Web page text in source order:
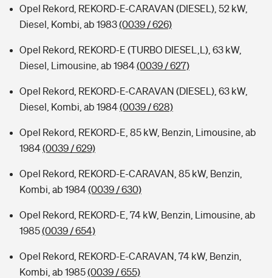
Opel Rekord, REKORD-E-CARAVAN (DIESEL), 52 kW,
Diesel, Kombi, ab 1983(0039 / 626)
Opel Rekord, REKORD-E (TURBO DIESEL,L), 63 kW,
Diesel, Limousine, ab 1984(0039 / 627)
Opel Rekord, REKORD-E-CARAVAN (DIESEL), 63 kW,
Diesel, Kombi, ab 1984(0039 / 628)
Opel Rekord, REKORD-E, 85 kW, Benzin, Limousine, ab
1984(0039 / 629)
Opel Rekord, REKORD-E-CARAVAN, 85 kW, Benzin,
Kombi, ab 1984(0039 / 630)
Opel Rekord, REKORD-E, 74 kW, Benzin, Limousine, ab
1985(0039 / 654)
Opel Rekord, REKORD-E-CARAVAN, 74 kW, Benzin,
Kombi, ab 1985(0039 / 655)